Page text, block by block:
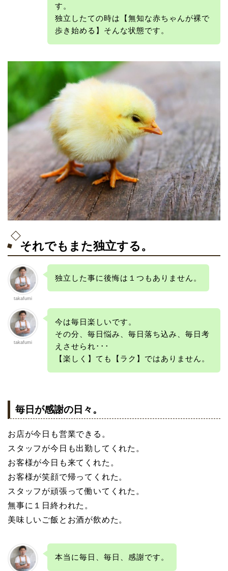
す。
独立したての時は【無知な赤ちゃんが裸で
歩き始める】そんな状態です。
それでもまた独立する。
takafumi
独立した事に後悔は１つもありません。
takafumi
今は毎日楽しいです。
その分、毎日悩み、毎日落ち込み、毎日考
えさせられ･･･
【楽しく】ても【ラク】ではありません。
毎日が感謝の日々。
お店が今日も営業できる。
スタッフが今日も出勤してくれた。
お客様が今日も来てくれた。
お客様が笑顔で帰ってくれた。
スタッフが頑張って働いてくれた。
無事に１日終われた。
美味しいご飯とお酒が飲めた。
本当に毎日、毎日、感謝です。